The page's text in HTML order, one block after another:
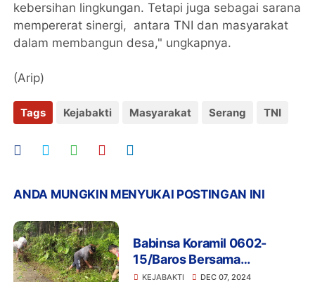
kebersihan lingkungan. Tetapi juga sebagai sarana
mempererat sinergi, antara TNI dan masyarakat
dalam membangun desa," ungkapnya.
(Arip)
Tags Kejabakti Masyarakat Serang TNI
ANDA MUNGKIN MENYUKAI POSTINGAN INI
Babinsa Koramil 0602-
15/Baros Bersama
Masyarakat Gelar Karya
KEJABAKTI DEC 07, 2024